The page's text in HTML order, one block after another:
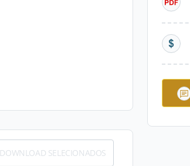
DOWNLOAD SELECIONADOS